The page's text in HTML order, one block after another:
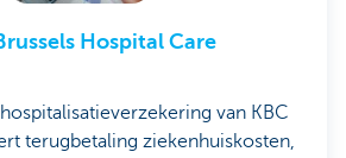
Hospital Care
van KBC
terugbetaling ziekenhuiskosten,